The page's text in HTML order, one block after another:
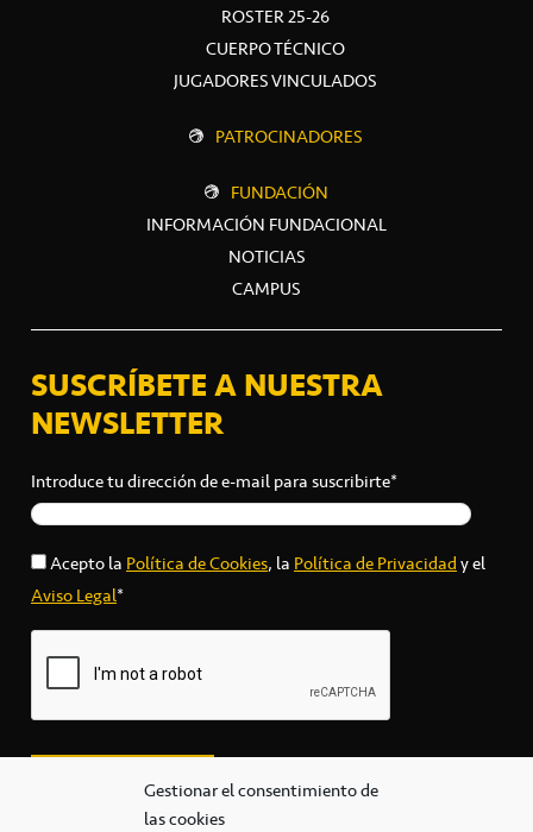
Gestionar el consentimiento de
las cookies
ROSTER 25-26
CUERPO TÉCNICO
JUGADORES VINCULADOS
PATROCINADORES
FUNDACIÓN
INFORMACIÓN FUNDACIONAL
NOTICIAS
CAMPUS
SUSCRÍBETE A NUESTRA
NEWSLETTER
Introduce tu dirección de e-mail para suscribirte*
Acepto laPolítica de Cookies, laPolítica de Privacidady el
Aviso Legal*